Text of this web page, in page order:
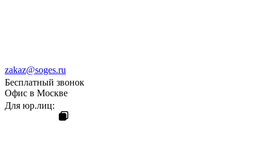
zakaz@soges.ru
Бесплатный звонок
Офис в Москве
Для юр.лиц: